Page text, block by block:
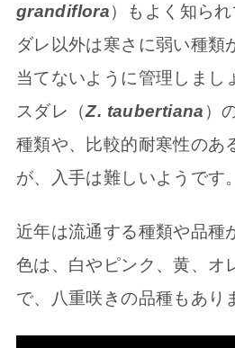
grandiflora）もよく知ら
ダレ以外は寒さに弱い種類
当てないように管理しまし
スダレ（Z. taubertiana ）
種類や、比較的耐寒性のあ
が、入手は難しいようです。
近年は流通する種類や品種
色は、白やピンク、黄、オ
で、八重咲きの品種もあり